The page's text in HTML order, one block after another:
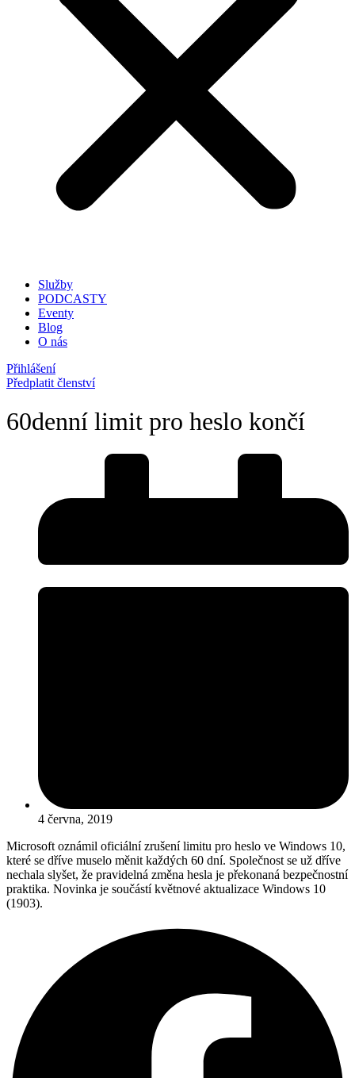
Služby
PODCASTY
Eventy
Blog
O nás
Přihlášení
Předplatit členství
60denní limit pro heslo končí
4 června, 2019
Microsoft oznámil oficiální zrušení limitu pro heslo ve Windows 10,
které se dříve muselo měnit každých 60 dní. Společnost se už dříve
nechala slyšet, že pravidelná změna hesla je překonaná bezpečnostní
praktika. Novinka je součástí květnové aktualizace Windows 10
(1903).